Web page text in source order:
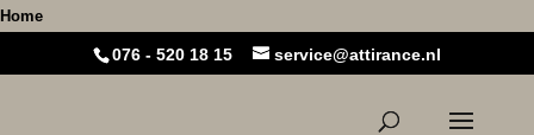
Home
076 - 520 18 15 service@attirance.nl